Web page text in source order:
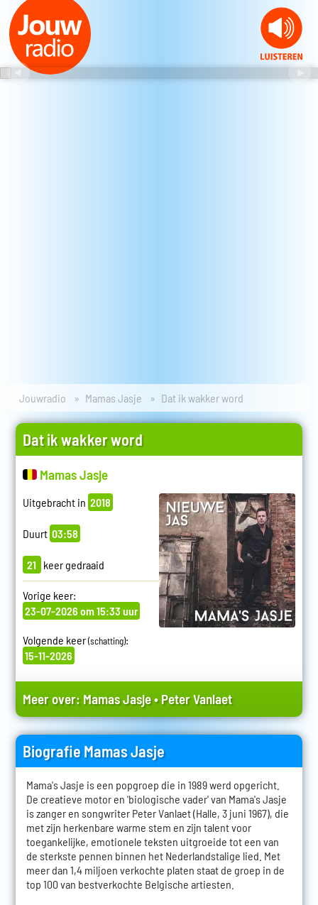
Jouwradio Mamas Jasje Dat ik wakker word
Dat ik wakker word
Mamas Jasje
Uitgebracht in 2018
Duurt 03:58
21 keer gedraaid
Vorige keer:
23-07-2026 om 15:33 uur
Volgende keer(schatting):
15-11-2026
Meer over: Mamas Jasje•Peter Vanlaet
Biografie Mamas Jasje
Mama's Jasje is een popgroep die in 1989 werd opgericht.
De creatieve motor en 'biologische vader' van Mama's Jasje
is zanger en songwriter Peter Vanlaet (Halle, 3 juni 1967), die
met zijn herkenbare warme stem en zijn talent voor
toegankelijke, emotionele teksten uitgroeide tot een van
de sterkste pennen binnen het Nederlandstalige lied. Met
meer dan 1,4 miljoen verkochte platen staat de groep in de
top 100 van bestverkochte Belgische artiesten.